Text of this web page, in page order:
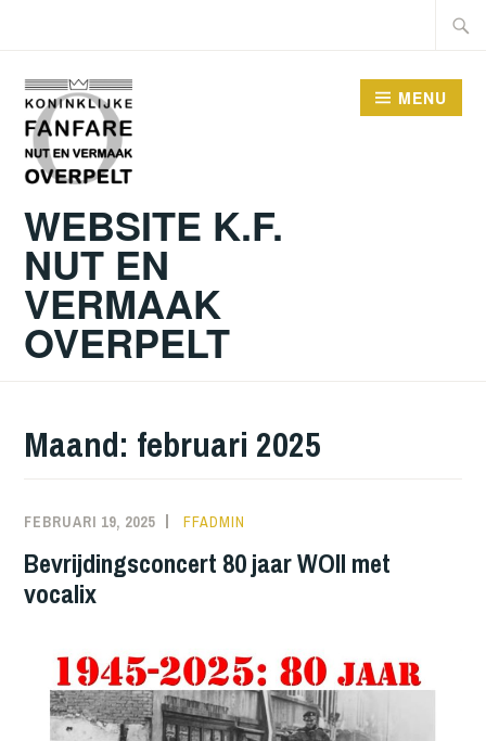
content
WEBSITE K.F.
NUT EN
VERMAAK
OVERPELT
MENU
Maand: februari 2025
FEBRUARI 19, 2025 FFADMIN
Bevrijdingsconcert 80 jaar WOII met
vocalix